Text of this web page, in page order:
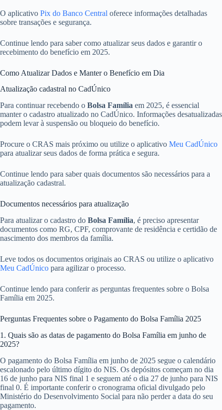
O aplicativo Pix do Banco Central oferece informações detalhadas
sobre transações e segurança.
Continue lendo para saber como atualizar seus dados e garantir o
recebimento do benefício em 2025.
Como Atualizar Dados e Manter o Benefício em Dia
Atualização cadastral no CadÚnico
Para continuar recebendo o Bolsa Família em 2025, é essencial
manter o cadastro atualizado no CadÚnico. Informações desatualizadas
podem levar à suspensão ou bloqueio do benefício.
Procure o CRAS mais próximo ou utilize o aplicativo Meu CadÚnico
para atualizar seus dados de forma prática e segura.
Continue lendo para saber quais documentos são necessários para a
atualização cadastral.
Documentos necessários para atualização
Para atualizar o cadastro do Bolsa Família, é preciso apresentar
documentos como RG, CPF, comprovante de residência e certidão de
nascimento dos membros da família.
Leve todos os documentos originais ao CRAS ou utilize o aplicativo
Meu CadÚnico para agilizar o processo.
Continue lendo para conferir as perguntas frequentes sobre o Bolsa
Família em 2025.
Perguntas Frequentes sobre o Pagamento do Bolsa Família 2025
1. Quais são as datas de pagamento do Bolsa Família em junho de
2025?
O pagamento do Bolsa Família em junho de 2025 segue o calendário
escalonado pelo último dígito do NIS. Os depósitos começam no dia
16 de junho para NIS final 1 e seguem até o dia 27 de junho para NIS
final 0. É importante conferir o cronograma oficial divulgado pelo
Ministério do Desenvolvimento Social para não perder a data do seu
pagamento.